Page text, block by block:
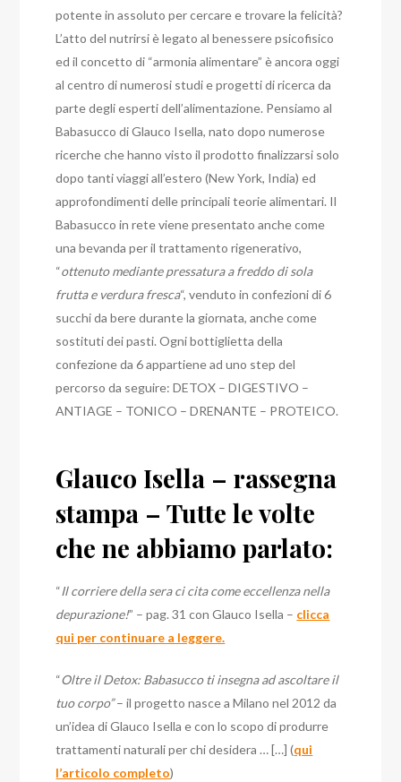
potente in assoluto per cercare e trovare la felicità?
L’atto del nutrirsi è legato al benessere psicofisico
ed il concetto di “armonia alimentare” è ancora oggi
al centro di numerosi studi e progetti di ricerca da
parte degli esperti dell’alimentazione. Pensiamo al
Babasucco di Glauco Isella, nato dopo numerose
ricerche che hanno visto il prodotto finalizzarsi solo
dopo tanti viaggi all’estero (New York, India) ed
approfondimenti delle principali teorie alimentari. Il
Babasucco in rete viene presentato anche come
una bevanda per il trattamento rigenerativo,
“ottenuto mediante pressatura a freddo di sola
frutta e verdura fresca“, venduto in confezioni di 6
succhi da bere durante la giornata, anche come
sostituti dei pasti. Ogni bottiglietta della
confezione da 6 appartiene ad uno step del
percorso da seguire: DETOX – DIGESTIVO –
ANTIAGE – TONICO – DRENANTE – PROTEICO.
Glauco Isella – rassegna
stampa – Tutte le volte
che ne abbiamo parlato:
“Il corriere della sera ci cita come eccellenza nella
depurazione!” – pag. 31 con Glauco Isella – clicca
qui per continuare a leggere.
“Oltre il Detox: Babasucco ti insegna ad ascoltare il
tuo corpo”– il progetto nasce a Milano nel 2012 da
un’idea di Glauco Isella e con lo scopo di produrre
trattamenti naturali per chi desidera … […] (qui
l’articolo completo)